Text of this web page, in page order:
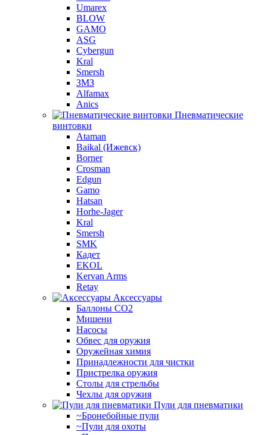
Umarex
BLOW
GAMO
ASG
Cybergun
Kral
Smersh
ЗМЗ
Alfamax
Anics
Пневматические
винтовки
Ataman
Baikal (Ижевск)
Borner
Crosman
Edgun
Gamo
Hatsan
Horhe-Jager
Kral
Smersh
SMK
Кадет
EKOL
Kervan Arms
Retay
Аксессуары
Баллоны СО2
Мишени
Насосы
Обвес для оружия
Оружейная химия
Принадлежности для чистки
Пристрелка оружия
Столы для стрельбы
Чехлы для оружия
Пули для пневматики
~Бронебойные пули
~Пули для охоты